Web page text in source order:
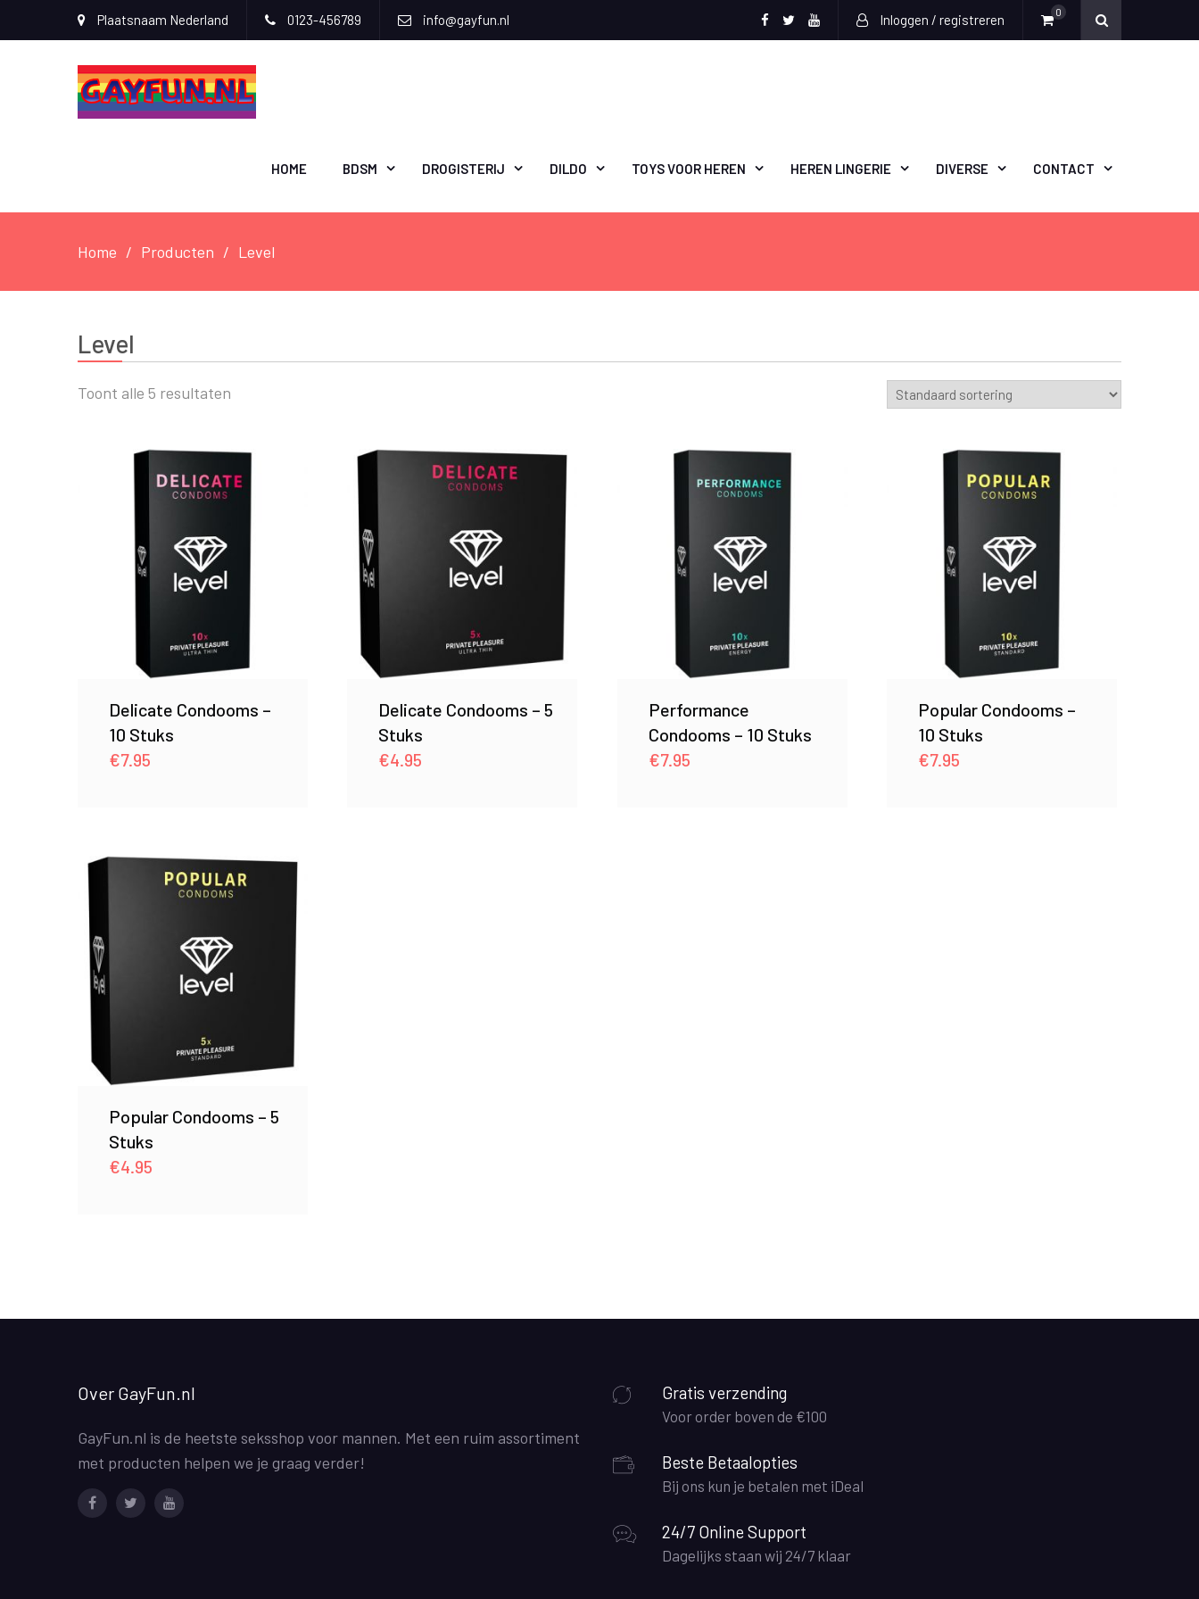
Plaatsnaam Nederland 0123-456789 info@gayfun.nl Inloggen / registreren 0
HOME BDSM DROGISTERIJ DILDO TOYS VOOR HEREN HEREN LINGERIE DIVERSE CONTACT
Home Producten Level
Level
Toont alle 5 resultaten
Delicate Condooms –
10 Stuks
€7.95
Delicate Condooms – 5
Stuks
€4.95
Performance
Condooms – 10 Stuks
€7.95
Popular Condooms –
10 Stuks
€7.95
Popular Condooms – 5
Stuks
€4.95
Over GayFun.nl
GayFun.nl is de heetste seksshop voor mannen. Met een ruim assortiment
met producten helpen we je graag verder!
Gratis verzending
Voor order boven de €100
Beste Betaalopties
Bij ons kun je betalen met iDeal
24/7 Online Support
Dagelijks staan wij 24/7 klaar